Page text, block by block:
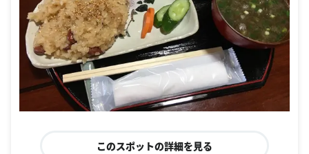
このスポットの詳細を見る